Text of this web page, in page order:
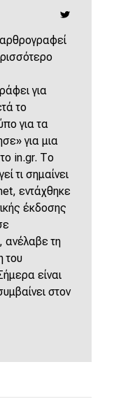
για
το
για τα
για μια
in.gr. Το
τι σημαίνει
εντάχθηκε
έκδοσης
ανέλαβε τη
του
είναι
στον